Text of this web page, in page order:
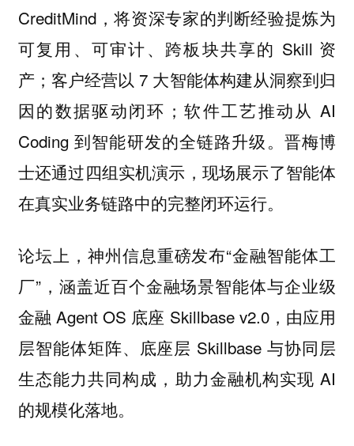
CreditMind，将资深专家的判断经验提炼为
可复用、可审计、跨板块共享的 Skill 资
产；客户经营以 7 大智能体构建从洞察到归
因的数据驱动闭环；软件工艺推动从 AI
Coding 到智能研发的全链路升级。晋梅博
士还通过四组实机演示，现场展示了智能体
在真实业务链路中的完整闭环运行。
论坛上，神州信息重磅发布“金融智能体工
厂”，涵盖近百个金融场景智能体与企业级
金融 Agent OS 底座 Skillbase v2.0，由应用
层智能体矩阵、底座层 Skillbase 与协同层
生态能力共同构成，助力金融机构实现 AI
的规模化落地。